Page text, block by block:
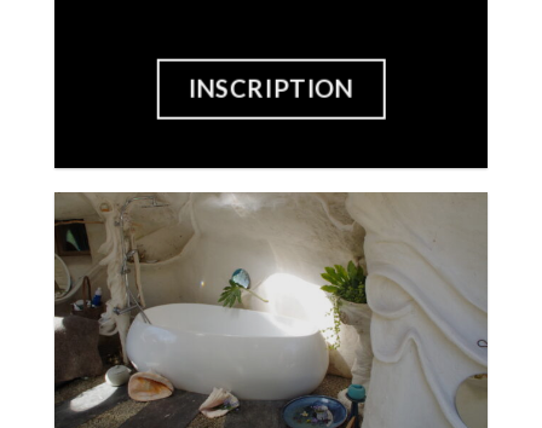
INSCRIPTION